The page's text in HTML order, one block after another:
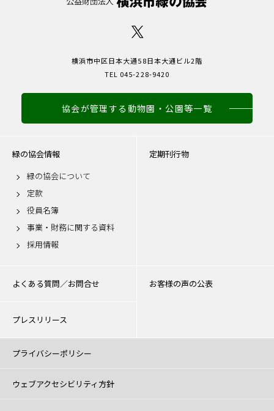
横浜市中区日本大通58日本大通ビル2階
TEL 045-228-9420
協会が管理する動物園・公園等一覧
緑の協会情報
緑の協会について
定款
役員名簿
事業・財務に関する資料
採用情報
定期刊行物
よくある質問／お問合せ お客様の声の公表
プレスリリース
プライバシーポリシー
ウェブアクセシビリティ方針